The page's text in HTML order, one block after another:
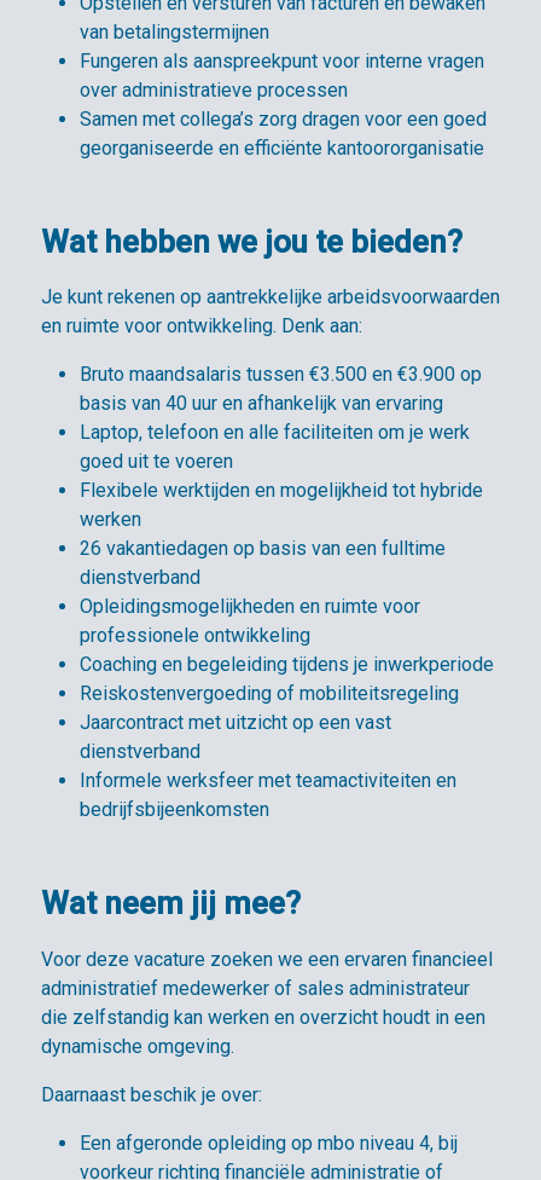
van betalingstermijnen
Fungeren als aanspreekpunt voor interne vragen
over administratieve processen
Samen met collega’s zorg dragen voor een goed
georganiseerde en efficiënte kantoororganisatie
Wat hebben we jou te bieden?
Je kunt rekenen op aantrekkelijke arbeidsvoorwaarden
en ruimte voor ontwikkeling. Denk aan:
Bruto maandsalaris tussen €3.500 en €3.900 op
basis van 40 uur en afhankelijk van ervaring
Laptop, telefoon en alle faciliteiten om je werk
goed uit te voeren
Flexibele werktijden en mogelijkheid tot hybride
werken
26 vakantiedagen op basis van een fulltime
dienstverband
Opleidingsmogelijkheden en ruimte voor
professionele ontwikkeling
Coaching en begeleiding tijdens je inwerkperiode
Reiskostenvergoeding of mobiliteitsregeling
Jaarcontract met uitzicht op een vast
dienstverband
Informele werksfeer met teamactiviteiten en
bedrijfsbijeenkomsten
Wat neem jij mee?
Voor deze vacature zoeken we een ervaren financieel
administratief medewerker of sales administrateur
die zelfstandig kan werken en overzicht houdt in een
dynamische omgeving.
Daarnaast beschik je over:
Een afgeronde opleiding op mbo niveau 4, bij
voorkeur richting financiële administratie of